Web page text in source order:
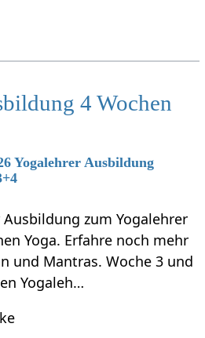
4 Wochen
Yogalehrer Ausbildung
Ausbildung zum Yogalehrer
Yoga. Erfahre noch mehr
und Mantras. Woche 3 und
Yogaleh…